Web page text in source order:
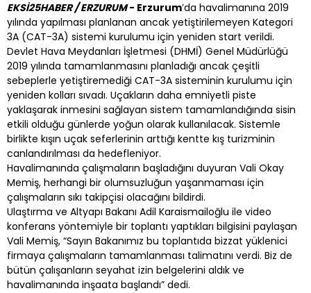
EKSİ25HABER / ERZURUM- Erzurum’da havalimanına 2019
yılında yapılması planlanan ancak yetiştirilemeyen Kategori
3A (CAT-3A) sistemi kurulumu için yeniden start verildi.
Devlet Hava Meydanları İşletmesi (DHMİ) Genel Müdürlüğü
2019 yılında tamamlanmasını planladığı ancak çeşitli
sebeplerle yetiştiremediği CAT-3A sisteminin kurulumu için
yeniden kolları sıvadı. Uçakların daha emniyetli piste
yaklaşarak inmesini sağlayan sistem tamamlandığında sisin
etkili olduğu günlerde yoğun olarak kullanılacak. Sistemle
birlikte kışın uçak seferlerinin arttığı kentte kış turizminin
canlandırılması da hedefleniyor.
Havalimanında çalışmaların başladığını duyuran Vali Okay
Memiş, herhangi bir olumsuzluğun yaşanmaması için
çalışmaların sıkı takipçisi olacağını bildirdi.
Ulaştırma ve Altyapı Bakanı Adil Karaismailoğlu ile video
konferans yöntemiyle bir toplantı yaptıkları bilgisini paylaşan
Vali Memiş, “Sayın Bakanımız bu toplantıda bizzat yüklenici
firmaya çalışmaların tamamlanması talimatını verdi. Biz de
bütün çalışanların seyahat izin belgelerini aldık ve
havalimanında inşaata başlandı” dedi.